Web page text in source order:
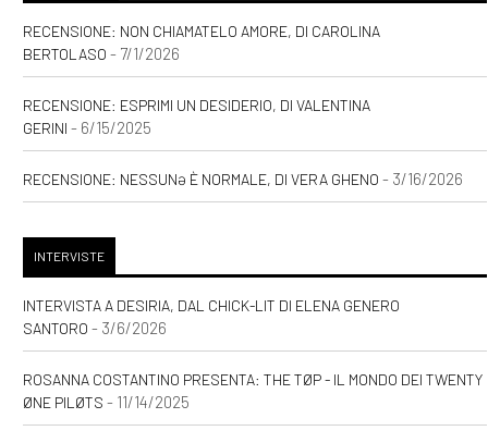
RECENSIONE: NON CHIAMATELO AMORE, DI CAROLINA
BERTOLASO - 7/1/2026
RECENSIONE: ESPRIMI UN DESIDERIO, DI VALENTINA
GERINI - 6/15/2025
RECENSIONE: NESSUNƏ È NORMALE, DI VERA GHENO - 3/16/2026
INTERVISTE
INTERVISTA A DESIRIA, DAL CHICK-LIT DI ELENA GENERO
SANTORO - 3/6/2026
ROSANNA COSTANTINO PRESENTA: THE TØP - IL MONDO DEI TWENTY
ØNE PILØTS - 11/14/2025